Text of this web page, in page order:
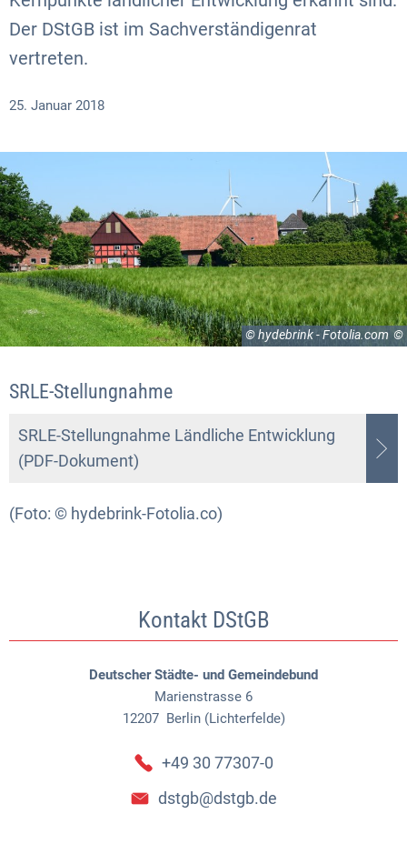
Der DStGB ist im Sachverständigenrat
vertreten.
25. Januar 2018
© hydebrink - Fotolia.com
SRLE-Stellungnahme
SRLE-Stellungnahme Ländliche Entwicklung
(PDF-Dokument)
(Foto: © hydebrink-Fotolia.co)
Kontakt DStGB
Deutscher Städte- und Gemeindebund
Marienstrasse 6
12207 Berlin (Lichterfelde)
+49 30 77307-0
dstgb@dstgb.de